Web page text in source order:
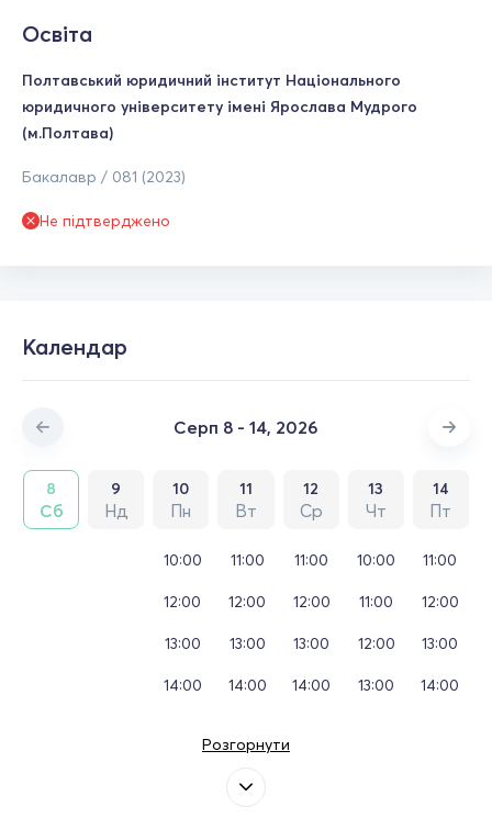
Освіта
Полтавський юридичний інститут Національного
юридичного університету імені Ярослава Мудрого
(м.Полтава)
Бакалавр / 081 (2023)
Не підтверджено
Календар
Серп 8 - 14, 2026
8
Сб
9
Нд
10
Пн
11
Вт
12
Ср
13
Чт
14
Пт
10:00
12:00
13:00
14:00
11:00
12:00
13:00
14:00
11:00
12:00
13:00
14:00
10:00
11:00
12:00
13:00
11:00
12:00
13:00
14:00
Розгорнути